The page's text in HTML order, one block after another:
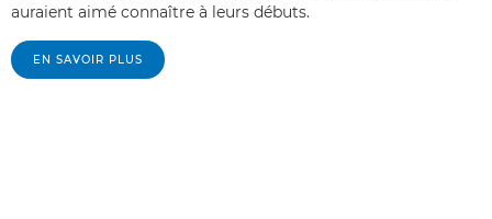
auraient aimé connaître à leurs débuts.
EN SAVOIR PLUS